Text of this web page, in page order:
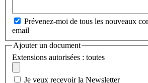
Prévenez-moi de tous les nouveaux
email
Ajouter un document
Extensions autorisées : toutes
Je veux recevoir la Newsletter